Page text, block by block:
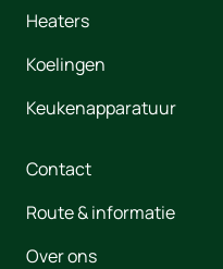
Heaters
Koelingen
Keukenapparatuur
Contact
Route & informatie
Over ons